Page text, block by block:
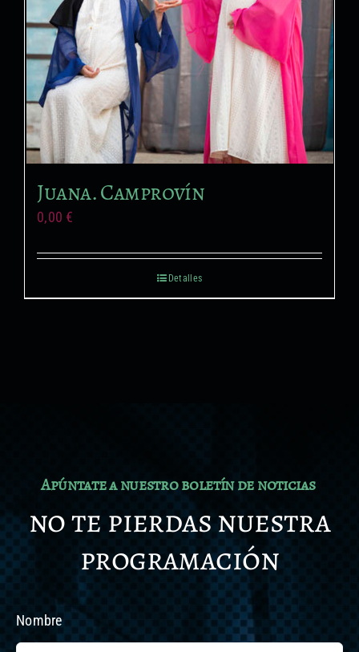
Formación no reglada
Proyectos audiovisuales
Juana. Camprovín
0,00 €
Detalles
Apúntate a nuestro boletín de noticias
no te pierdas nuestra
programación
Nombre